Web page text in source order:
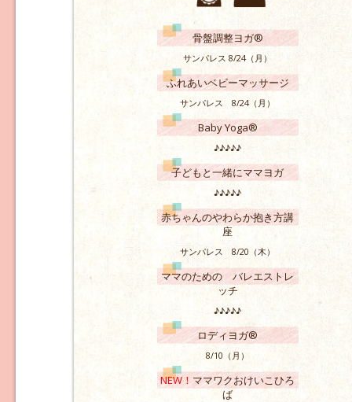
骨盤調整ヨガ®
サンパレス 8/24（月）
ふれあいベビーマッサージ
サンパレス 8/24（月）
Baby Yoga®
♪♪♪♪♪
子どもと一緒にママヨガ
♪♪♪♪♪
赤ちゃんのやわらか抱き方講
座
サンパレス 8/20（木）
ママのための バレエストレ
ッチ
♪♪♪♪♪
ロディヨガ®
8/10（月）
NEW！ママワクおけいこひろ
ば